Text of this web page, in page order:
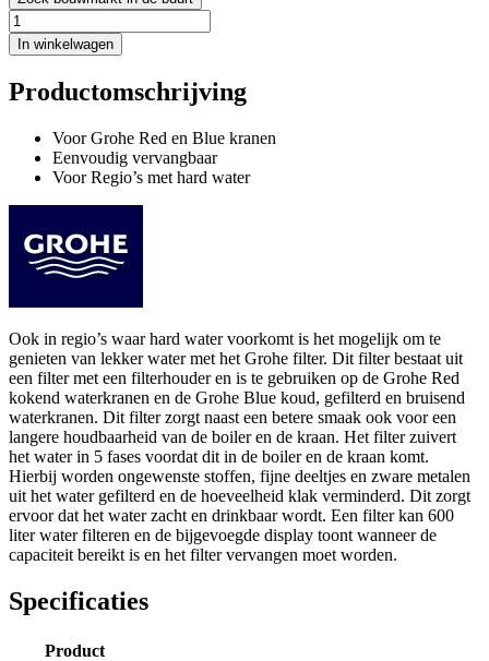
In winkelwagen
Productomschrijving
Voor Grohe Red en Blue kranen
Eenvoudig vervangbaar
Voor Regio’s met hard water
Ook in regio’s waar hard water voorkomt is het mogelijk om te
genieten van lekker water met het Grohe filter. Dit filter bestaat uit
een filter met een filterhouder en is te gebruiken op de Grohe Red
kokend waterkranen en de Grohe Blue koud, gefilterd en bruisend
waterkranen. Dit filter zorgt naast een betere smaak ook voor een
langere houdbaarheid van de boiler en de kraan. Het filter zuivert
het water in 5 fases voordat dit in de boiler en de kraan komt.
Hierbij worden ongewenste stoffen, fijne deeltjes en zware metalen
uit het water gefilterd en de hoeveelheid klak verminderd. Dit zorgt
ervoor dat het water zacht en drinkbaar wordt. Een filter kan 600
liter water filteren en de bijgevoegde display toont wanneer de
capaciteit bereikt is en het filter vervangen moet worden.
Specificaties
Product